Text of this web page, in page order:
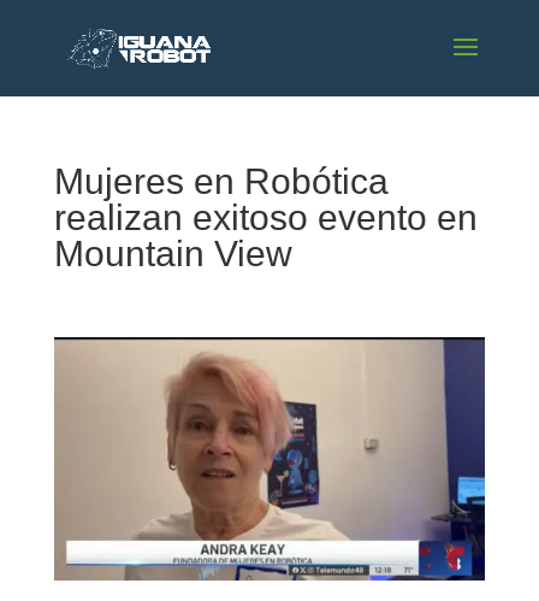
Mujeres en Robótica
realizan exitoso evento en
Mountain View